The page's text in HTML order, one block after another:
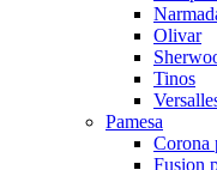
Olivar
Tinos
Pamesa
Corona
Fusion